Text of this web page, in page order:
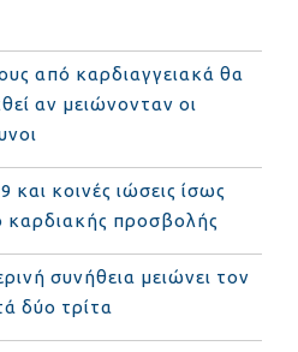
από καρδιαγγειακά θα
αν μειώνονταν οι
και κοινές ιώσεις ίσως
καρδιακής προσβολής
συνήθεια μειώνει τον
δύο τρίτα